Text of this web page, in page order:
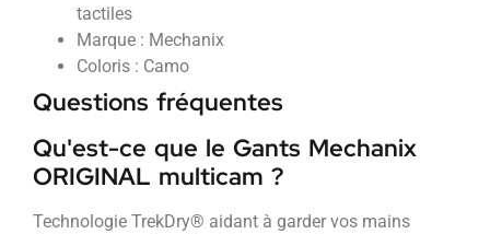
tactiles
Marque : Mechanix
Coloris : Camo
Questions fréquentes
Qu'est-ce que le Gants Mechanix
ORIGINAL multicam ?
Technologie TrekDry® aidant à garder vos mains